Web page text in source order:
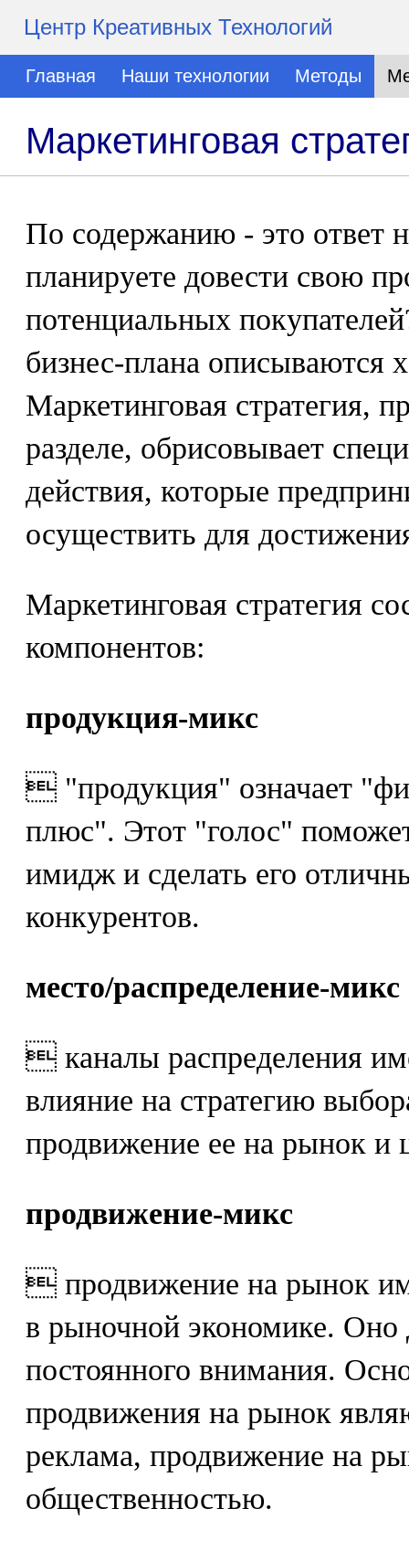
Центр Креативных Технологий
Главная Наши технологии Методы
Маркетинговая
По содержанию - это ответ
планируете довести свою
потенциальных
бизнес-плана описываются
Маркетинговая стратегия,
разделе, обрисовывает
действия, которые
осуществить для
Маркетинговая стратегия
компонентов:
продукция-микс
 "продукция" означает
плюс". Этот "голос"
имидж и сделать его
конкурентов.
место/распределение-микс
 каналы распределения
влияние на стратегию
продвижение ее на рынок и
продвижение-микс
 продвижение на рынок
в рыночной экономике.
постоянного внимания.
продвижения на рынок
реклама, продвижение на
общественностью.